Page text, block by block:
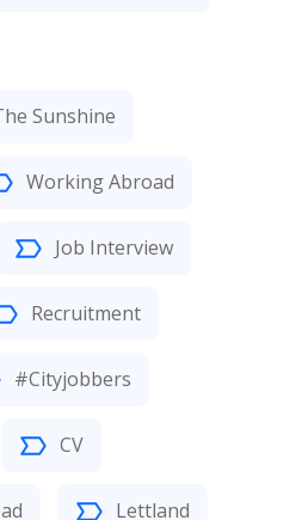
Sunshine
Working Abroad
Job Interview
Recruitment
#Cityjobbers
CV
Lettland